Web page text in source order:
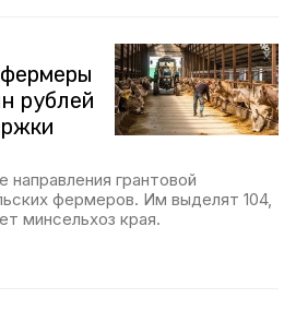
рублей
направления грантовой
фермеров. Им выделят 104,
минсельхоз края.